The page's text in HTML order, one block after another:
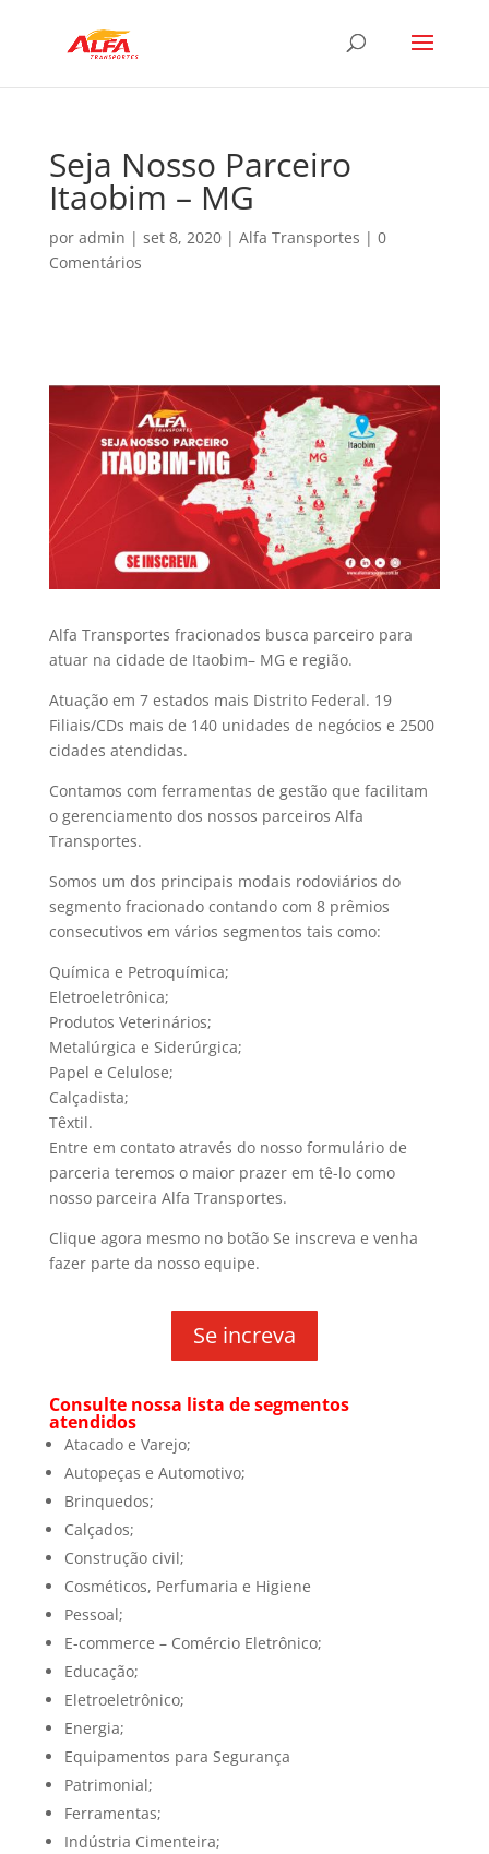
Seja Nosso Parceiro
Itaobim – MG
por admin | set 8, 2020| Alfa Transportes | 0
Comentários
Alfa Transportes fracionados busca parceiro para
atuar na cidade de Itaobim– MG e região.
Atuação em 7 estados mais Distrito Federal. 19
Filiais/CDs mais de 140 unidades de negócios e 2500
cidades atendidas.
Contamos com ferramentas de gestão que facilitam
o gerenciamento dos nossos parceiros Alfa
Transportes.
Somos um dos principais modais rodoviários do
segmento fracionado contando com 8 prêmios
consecutivos em vários segmentos tais como:
Química e Petroquímica;
Eletroeletrônica;
Produtos Veterinários;
Metalúrgica e Siderúrgica;
Papel e Celulose;
Calçadista;
Têxtil.
Entre em contato através do nosso formulário de
parceria teremos o maior prazer em tê-lo como
nosso parceira Alfa Transportes.
Clique agora mesmo no botão Se inscreva e venha
fazer parte da nosso equipe.
Se increva
Consulte nossa lista de segmentos
atendidos
Atacado e Varejo;
Autopeças e Automotivo;
Brinquedos;
Calçados;
Construção civil;
Cosméticos, Perfumaria e Higiene
Pessoal;
E-commerce – Comércio Eletrônico;
Educação;
Eletroeletrônico;
Energia;
Equipamentos para Segurança
Patrimonial;
Ferramentas;
Indústria Cimenteira;